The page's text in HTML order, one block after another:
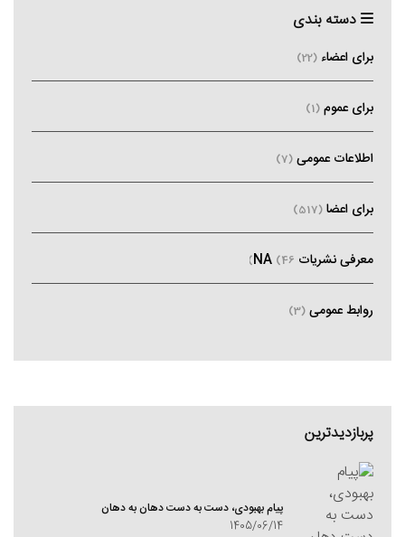
دسته بندی
برای اعضاء (22)
برای عموم (1)
اطلاعات عمومی (7)
برای اعضا (517)
معرفی نشریات NA (46)
روابط عمومی (3)
پربازدیدترین
پیام بهبودی، دست به دست دهان به دهان
1405/06/14